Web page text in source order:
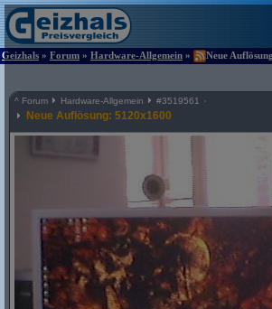
Geizhals » Forum » Hardware-Allgemein » Neue
^ Forum Hardware-Allgemein #3519561
Neue Auflösung: 5120x1600